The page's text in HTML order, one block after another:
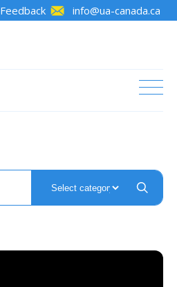
Feedback info@ua-canada.ca